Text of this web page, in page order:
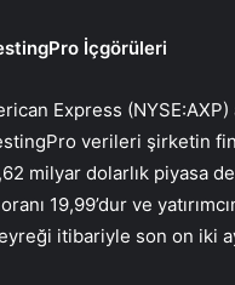
İçgörüleri
Express
verileri şirketin
milyar dolarlık piyasa
19,99’dur ve
itibariyle son on iki